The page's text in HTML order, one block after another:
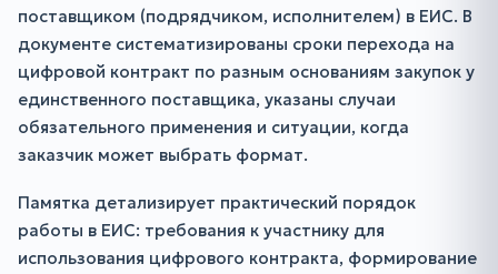
поставщиком (подрядчиком, исполнителем) в ЕИС. В
документе систематизированы сроки перехода на
цифровой контракт по разным основаниям закупок у
единственного поставщика, указаны случаи
обязательного применения и ситуации, когда
заказчик может выбрать формат.
Памятка детализирует практический порядок
работы в ЕИС: требования к участнику для
использования цифрового контракта, формирование